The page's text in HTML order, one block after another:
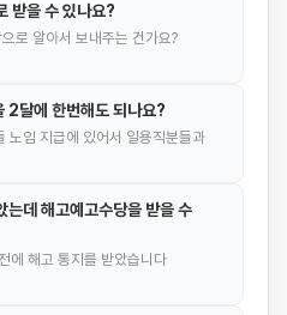
받을 수 있나요?
로 알아서 보내주는 건가요?
2달에 한번해도 되나요?
노임 지급에 있어서 일용직분들과
데 해고예고수당을 받을 수
에 해고 통지를 받았습니다